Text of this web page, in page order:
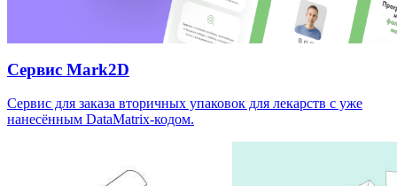
Сервис Mark2D
Сервис для заказа вторичных упаковок для лекарств с уже
нанесённым DataMatrix-кодом.